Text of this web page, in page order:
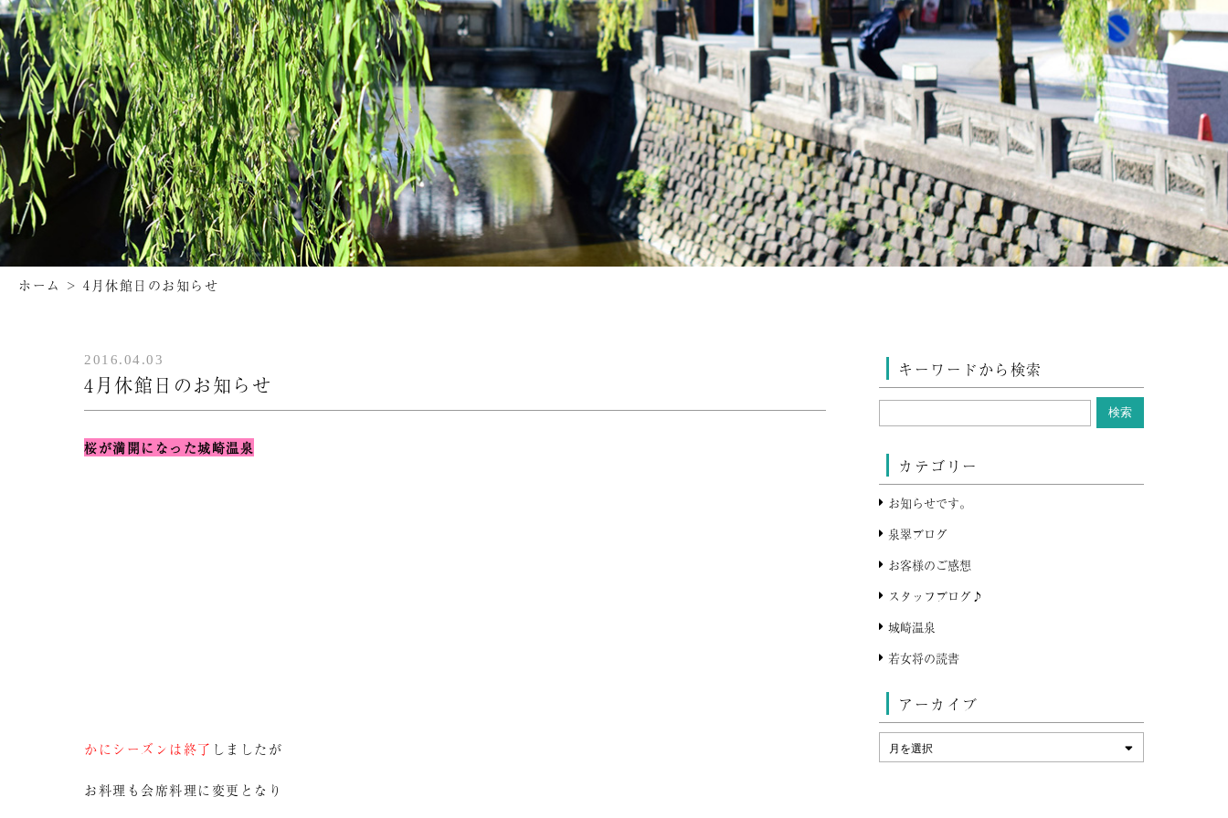
ホーム > 4月休館日のお知らせ
2016.04.03
4月休館日のお知らせ
桜が満開になった城崎温泉
かにシーズンは終了 しましたが
お料理も会席料理に変更となり
キーワードから検索
カテゴリー
お知らせです。
泉翠ブログ
お客様のご感想
スタッフブログ♪
城崎温泉
若女将の読書
アーカイブ